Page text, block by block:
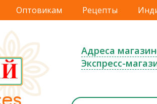
Оптовикам Рецепты
Адреса
Экспресс-